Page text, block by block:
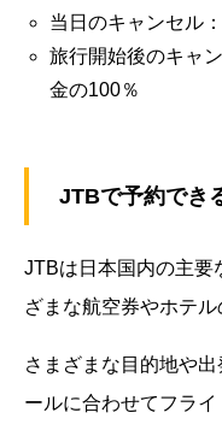
当日のキャンセル
旅行開始後のキャ
金の100％
JTBで予約でき
JTBは日本国内の主要
ざまな航空券やホテル
さまざまな目的地や
ールに合わせてフライ